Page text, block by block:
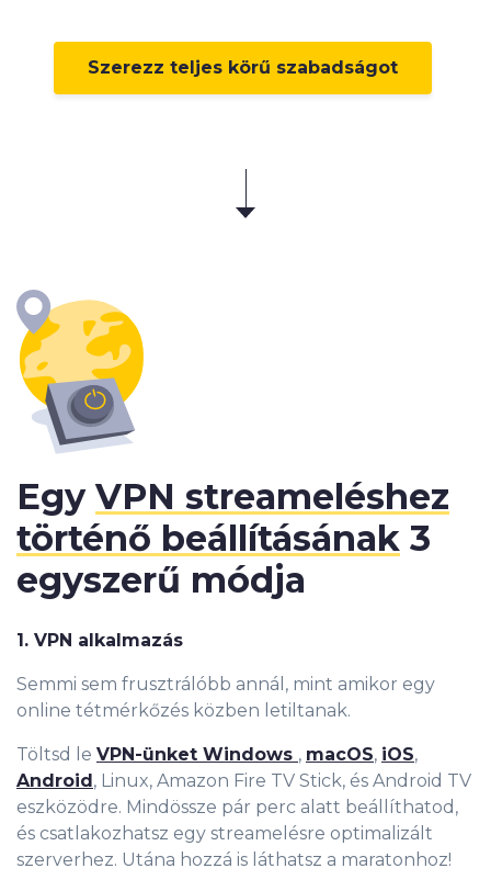
Szerezz teljes körű szabadságot
1. VPN alkalmazás
Semmi sem frusztrálóbb annál, mint amikor egy
online tétmérkőzés közben letiltanak.
Töltsd le VPN-ünket Windows , macOS, iOS,
Android, Linux, Amazon Fire TV Stick, és Android TV
eszközödre. Mindössze pár perc alatt beállíthatod,
és csatlakozhatsz egy streamelésre optimalizált
szerverhez. Utána hozzá is láthatsz a maratonhoz!
Egy VPN streameléshez
történő beállításának 3
egyszerű módja